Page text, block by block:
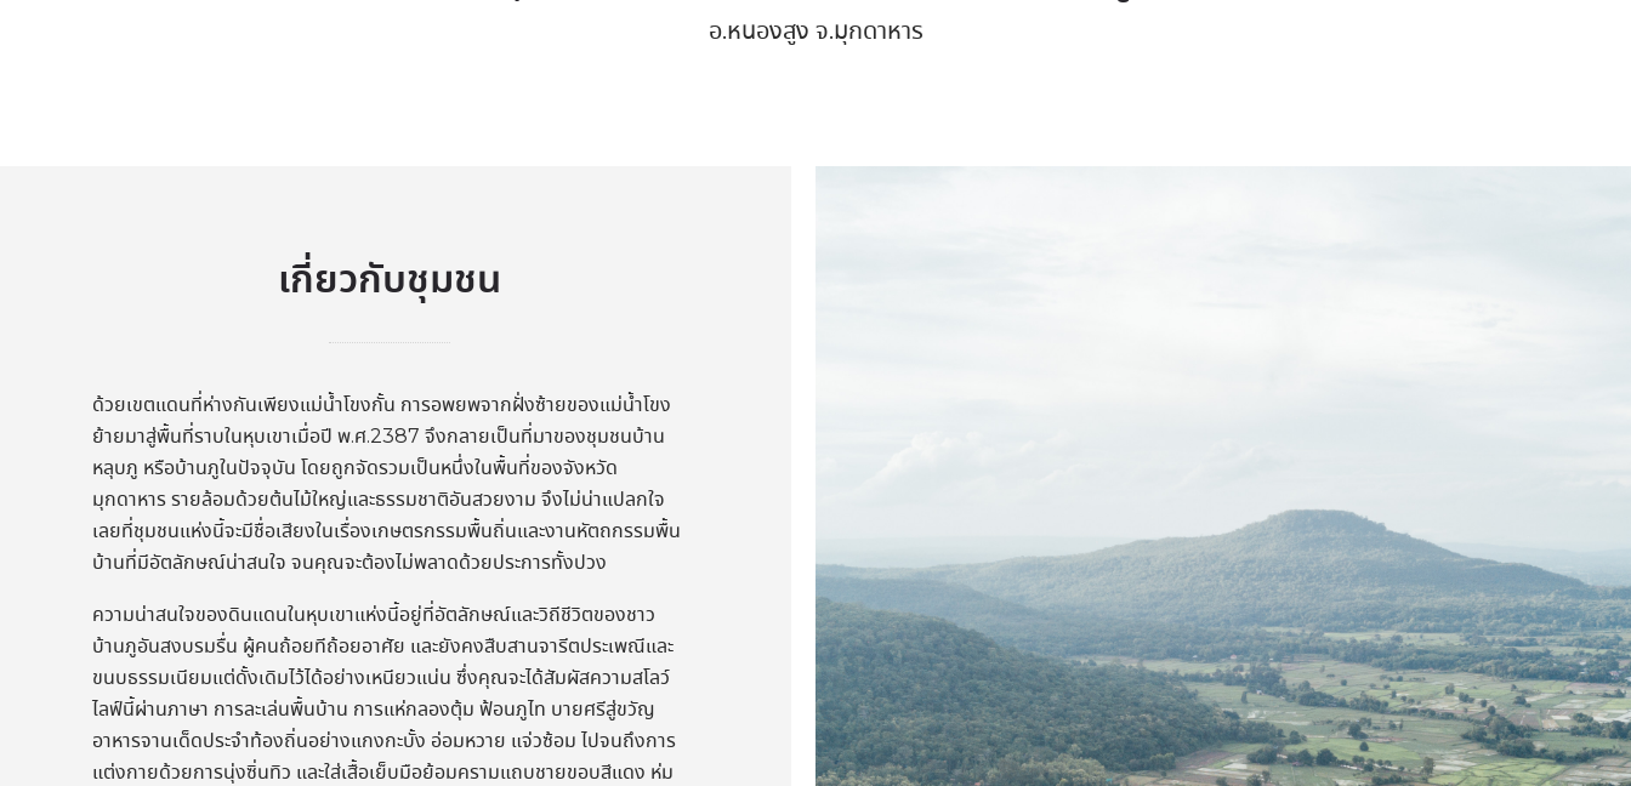
อ.หนองสูง จ.มุกดาหาร
เกี่ยวกับชุมชน
ด้วยเขตแดนที่ห่างกันเพียงแม่น้ำโขงกั้น การอพยพจากฝั่งซ้ายของแม่น้ำโขง
ย้ายมาสู่พื้นที่ราบในหุบเขาเมื่อปี พ.ศ.2387 จึงกลายเป็นที่มาของชุมชนบ้าน
หลุบภู หรือบ้านภูในปัจจุบัน โดยถูกจัดรวมเป็นหนึ่งในพื้นที่ของจังหวัด
มุกดาหาร รายล้อมด้วยต้นไม้ใหญ่และธรรมชาติอันสวยงาม จึงไม่น่าแปลกใจ
เลยที่ชุมชนแห่งนี้จะมีชื่อเสียงในเรื่องเกษตรกรรมพื้นถิ่นและงานหัตถกรรมพื้น
บ้านที่มีอัตลักษณ์น่าสนใจ จนคุณจะต้องไม่พลาดด้วยประการทั้งปวง
ความน่าสนใจของดินแดนในหุบเขาแห่งนี้อยู่ที่อัตลักษณ์และวิถีชีวิตของชาว
บ้านภูอันสงบรมรื่น ผู้คนถ้อยทีถ้อยอาศัย และยังคงสืบสานจารีตประเพณีและ
ขนบธรรมเนียมแต่ดั้งเดิมไว้ได้อย่างเหนียวแน่น ซึ่งคุณจะได้สัมผัสความสโลว์
ไลฟ์นี้ผ่านภาษา การละเล่นพื้นบ้าน การแห่กลองตุ้ม ฟ้อนภูไท บายศรีสู่ขวัญ
อาหารจานเด็ดประจำท้องถิ่นอย่างแกงกะบั้ง อ่อมหวาย แจ่วซ้อม ไปจนถึงการ
แต่งกายด้วยการนุ่งซิ่นทิว และใส่เสื้อเย็บมือย้อมครามแถบชายขอบสีแดง ห่ม